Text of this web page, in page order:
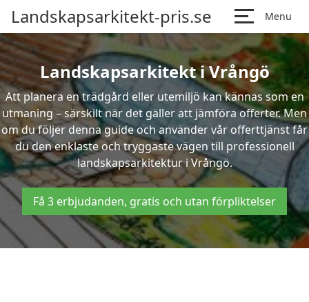
Landskapsarkitekt-pris.se Menu
Landskapsarkitekt i Vrångö
Att planera en trädgård eller utemiljö kan kännas som en
utmaning – särskilt när det gäller att jämföra offerter. Men
om du följer denna guide och använder vår offerttjänst får
du den enklaste och tryggaste vägen till professionell
landskapsarkitektur i Vrångö.
Få 3 erbjudanden, gratis och utan förpliktelser